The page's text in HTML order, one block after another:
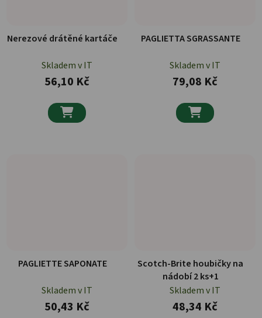
Nerezové drátěné kartáče
Skladem v IT
56,10 Kč

PAGLIETTA SGRASSANTE
Skladem v IT
79,08 Kč

PAGLIETTE SAPONATE
Skladem v IT
50,43 Kč
Scotch-Brite houbičky na
nádobí 2 ks+1
Skladem v IT
48,34 Kč